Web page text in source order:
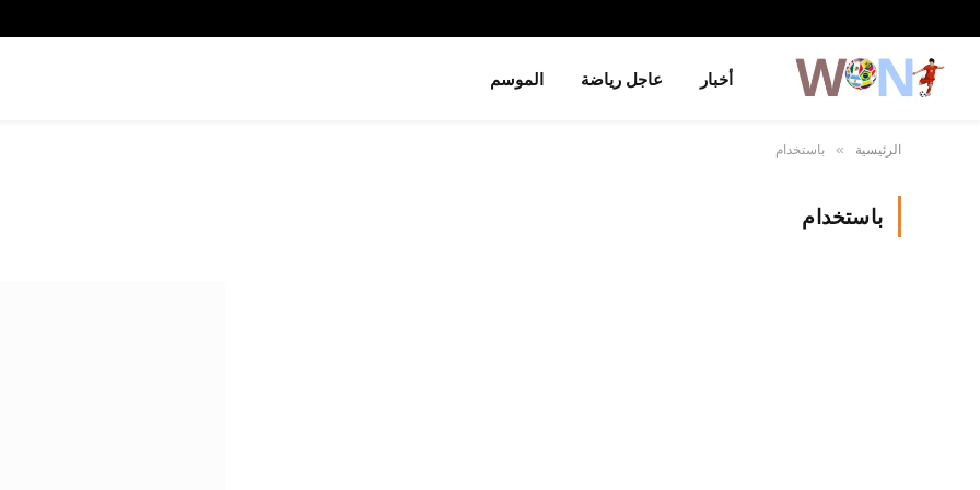
أخبار عاجل رياضة الموسم
الرئيسية » باستخدام
باستخدام